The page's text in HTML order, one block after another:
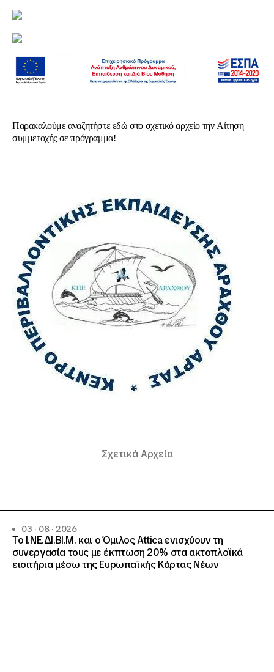
Παρακαλούμε αναζητήστε εδώ στο σχετικό αρχείο την Aίτηση
συμμετοχής σε πρόγραμμα!
Σχετικά Αρχεία
03 · 08 · 2026
Το Ι.ΝΕ.ΔΙ.ΒΙ.Μ. και o Όμιλος Attica ενισχύουν τη
συνεργασία τους με έκπτωση 20% στα ακτοπλοϊκά
εισιτήρια μέσω της Ευρωπαϊκής Κάρτας Νέων